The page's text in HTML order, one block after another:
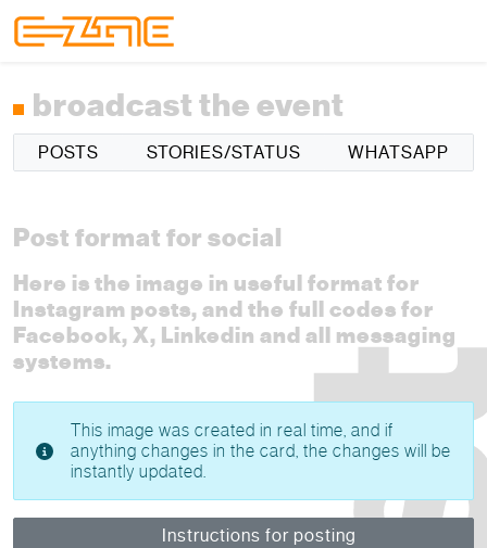
broadcast the event
POSTS STORIES/STATUS WHATSAPP
Post format for social
Here is the image in useful format for
Instagram posts, and the full codes for
Facebook, X, Linkedin and all messaging
systems.
This image was created in real time, and if
anything changes in the card, the changes will be
instantly updated.
Instructions for posting